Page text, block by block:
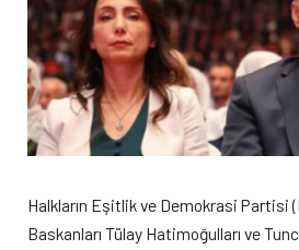
Halkların Eşitlik ve Demokrasi Partisi
Baskanları Tülay Hatimoğulları ve